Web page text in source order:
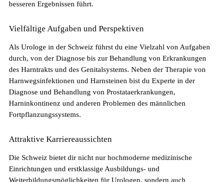
Die gefragtesten Gesundheitsberufe in der
besseren Ergebnissen führt.
Vielfältige Aufgaben und Perspektiven
Als Urologe in der Schweiz führst du eine Vielzahl von Aufgaben
durch, von der Diagnose bis zur Behandlung von Erkrankungen
des Harntrakts und des Genitalsystems. Neben der Therapie von
Harnwegsinfektionen und Harnsteinen bist du Experte in der
Diagnose und Behandlung von Prostataerkrankungen,
Harninkontinenz und anderen Problemen des männlichen
Fortpflanzungssystems.
Attraktive Karriereaussichten
Die Schweiz bietet dir nicht nur hochmoderne medizinische
Einrichtungen und erstklassige Ausbildungs- und
Weiterbildungsmöglichkeiten für Urologen, sondern auch